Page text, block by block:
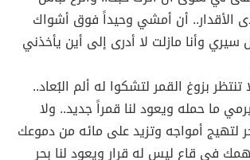
الأقدار.. أن أمشي وحيداً فوق أشواك
سيري وأنا مازلت لا أدرى إلى أين يأخذني
تنتظر بزوغ القمر لتشكوا له ألم البُعاد..
ما حمله ويعود لنا قمراً جديد.. ولا
لتهيج أمواجه وتزيد على مائه من دموعك
في قاع ليس له قرار ويعود لنا بحر